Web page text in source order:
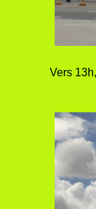
Vers